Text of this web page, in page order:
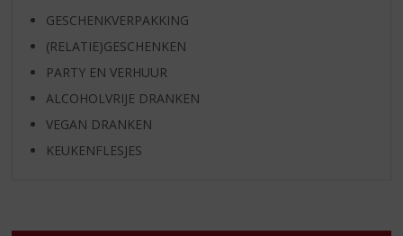
GESCHENKVERPAKKING
(RELATIE)GESCHENKEN
PARTY EN VERHUUR
ALCOHOLVRIJE DRANKEN
VEGAN DRANKEN
KEUKENFLESJES